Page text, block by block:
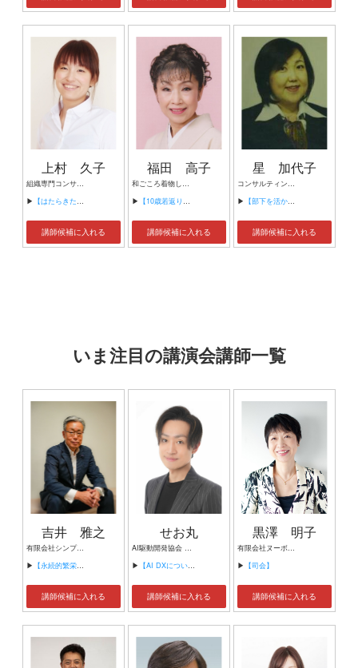
上村 久子
組織専門コンサルタント 看護師・保健師 心理相談員
▶ 【はたらきたい組織をつくる「組織開発」】
講師候補に入れる
福田 高子
和ごころ着物しぐさ講師/前結び着付け講師/朗読ボランテア畑の変わり種着物アナウンサー/福田エレガンス経営
▶ 【10歳若返りおしゃれ楽】
講師候補に入れる
星 加代子
コンサルティングオフィス ウェルラーンズ代表
▶ 【部下を活かすリーダーシップとは?コミュニケーションスキル向上によるより良い祖組織づくりを目指して?】
講師候補に入れる
いま注目の講演会講師一覧
吉井 雅之
有限会社シンプルタスク 代表取締役 習慣形成コンサルタント
▶ 【永続的繁栄の組織づくり】
講師候補に入れる
せお丸
AI駆動開発協会 代表理事 サイバーフリークス株式会社 代表取締役
▶ 【AI DXについて】
講師候補に入れる
黒澤 明子
有限会社ヌーボヌール代表取締役
▶ 【司会】
講師候補に入れる